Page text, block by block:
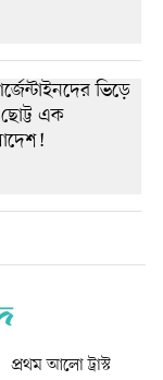
প্রথম আলো ট্রাস্ট